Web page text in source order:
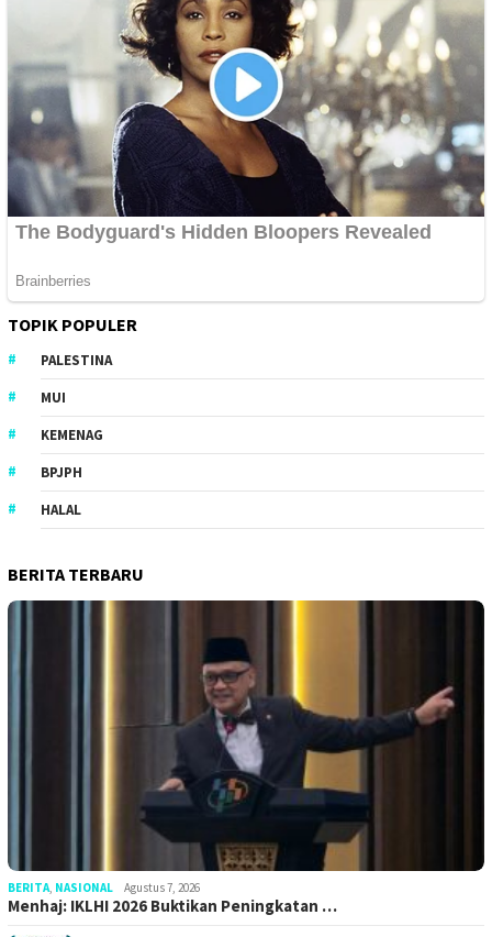
TOPIK POPULER
PALESTINA
MUI
KEMENAG
BPJPH
HALAL
BERITA TERBARU
BERITA NASIONAL Agustus 7, 2026
Menhaj: IKLHI 2026 Buktikan Peningkatan …